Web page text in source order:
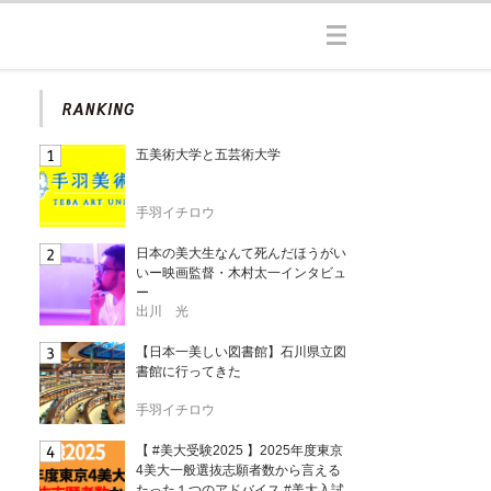
五美術大学と五芸術大学
手羽イチロウ
日本の美大生なんて死んだほうがい
いー映画監督・木村太一インタビュ
ー
出川 光
【日本一美しい図書館】石川県立図
書館に行ってきた
手羽イチロウ
【 #美大受験2025 】2025年度東京
4美大一般選抜志願者数から言える